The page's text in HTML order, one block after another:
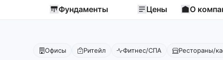
Фундаменты Цены О
Офисы Ритейл Фитнес/СПА Рестораны/